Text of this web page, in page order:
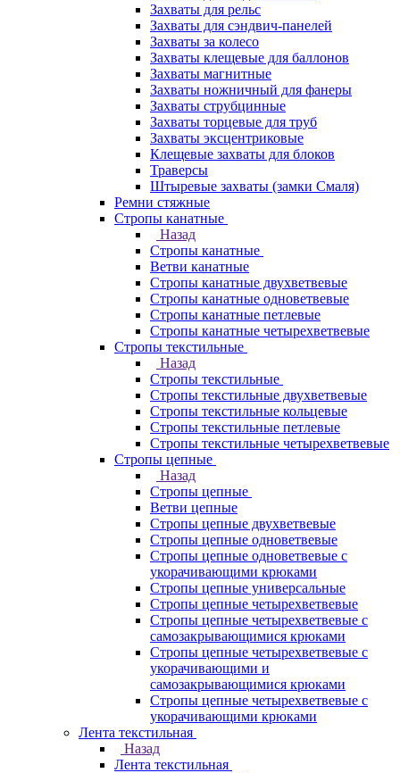
Захваты для рельс
Захваты для сэндвич-панелей
Захваты за колесо
Захваты клещевые для баллонов
Захваты магнитные
Захваты ножничный для фанеры
Захваты струбцинные
Захваты торцевые для труб
Захваты эксцентриковые
Клещевые захваты для блоков
Траверсы
Штыревые захваты (замки Смаля)
Ремни стяжные
Стропы канатные
Назад
Стропы канатные
Ветви канатные
Стропы канатные двухветвевые
Стропы канатные одноветвевые
Стропы канатные петлевые
Стропы канатные четырехветвевые
Стропы текстильные
Назад
Стропы текстильные
Стропы текстильные двухветвевые
Стропы текстильные кольцевые
Стропы текстильные петлевые
Стропы текстильные четырехветвевые
Стропы цепные
Назад
Стропы цепные
Ветви цепные
Стропы цепные двухветвевые
Стропы цепные одноветвевые
Стропы цепные одноветвевые с
укорачивающими крюками
Стропы цепные универсальные
Стропы цепные четырехветвевые
Стропы цепные четырехветвевые с
самозакрывающимися крюками
Стропы цепные четырехветвевые с
укорачивающими и
самозакрывающимися крюками
Стропы цепные четырехветвевые с
укорачивающими крюками
Лента текстильная
Назад
Лента текстильная